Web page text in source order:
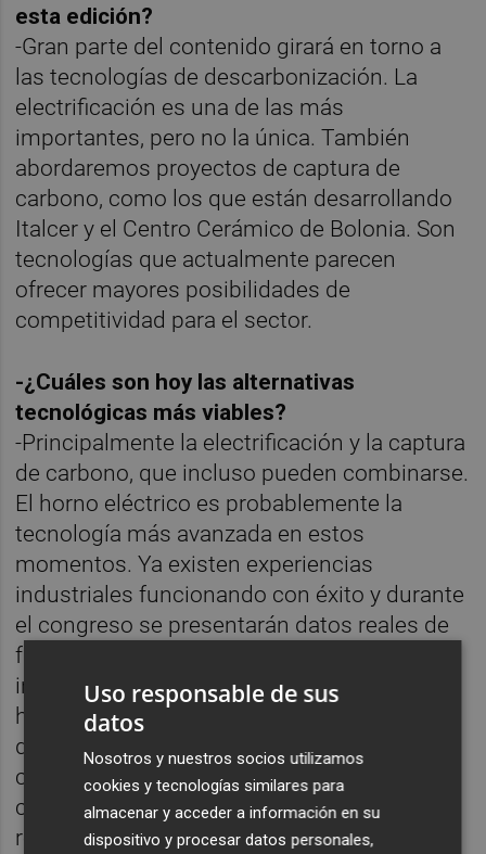
esta edición?
-Gran parte del contenido girará en torno a
las tecnologías de descarbonización. La
electrificación es una de las más
importantes, pero no la única. También
abordaremos proyectos de captura de
carbono, como los que están desarrollando
Italcer y el Centro Cerámico de Bolonia. Son
tecnologías que actualmente parecen
ofrecer mayores posibilidades de
competitividad para el sector.
-¿Cuáles son hoy las alternativas
tecnológicas más viables?
-Principalmente la electrificación y la captura
de carbono, que incluso pueden combinarse.
El horno eléctrico es probablemente la
tecnología más avanzada en estos
momentos. Ya existen experiencias
industriales funcionando con éxito y durante
el congreso se presentarán datos reales de
funcionamiento, algo especialmente
interesante porque hasta ahora se había
hablado mucho del tema, pero con pocos
datos públicos. También se analizarán
cuestiones relacionadas con la
cogeneración, la economía circular, la
reutilización de residuos y la reducción de
Uso responsable de sus
datos
Nosotros y nuestros socios utilizamos
cookies y tecnologías similares para
almacenar y acceder a información en su
dispositivo y procesar datos personales,